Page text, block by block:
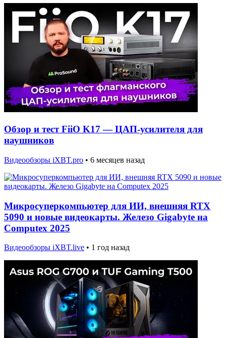
Обзор и тест FiiO K17 — ЦАП-усилителя для
наушников
Видеообзоры iXBT.pro • 6 месяцев назад
Микросуперкомпьютер для ИИ, внешняя RTX
5090 и новые видеокарты. Железо Gigabyte на
Computex 2025
Видеообзоры iXBT.live • 1 год назад